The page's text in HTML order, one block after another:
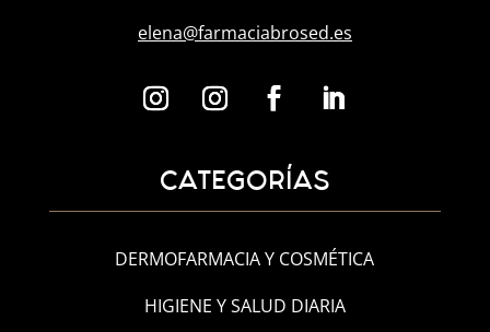
elena@farmaciabrosed.es
CATEGORÍAS
DERMOFARMACIA Y COSMÉTICA
HIGIENE Y SALUD DIARIA